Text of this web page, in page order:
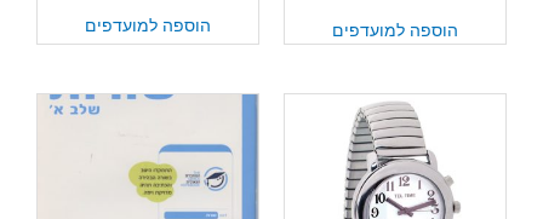
הוספה למועדפים הוספה למועדפים